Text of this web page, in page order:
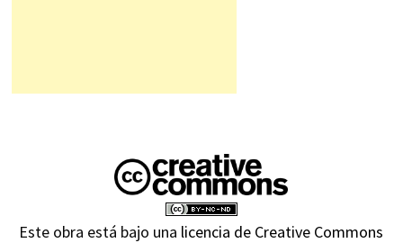
Este obra está bajo una licencia de Creative Commons